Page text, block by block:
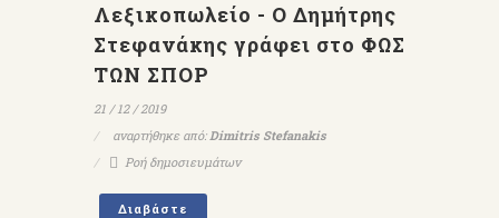
Λεξικοπωλείο - Ο Δημήτρης
Στεφανάκης γράφει στο ΦΩΣ
ΤΩΝ ΣΠΟΡ
21 / 12 / 2019
αναρτήθηκε από:Dimitris Stefanakis
Ροή δημοσιευμάτων
Διαβάστε